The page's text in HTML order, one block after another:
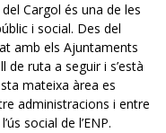
Cargol és una de les
i social. Des del
amb els Ajuntaments
de ruta a seguir i s’està
mateixa àrea es
administracions i entre
social de l’ENP.